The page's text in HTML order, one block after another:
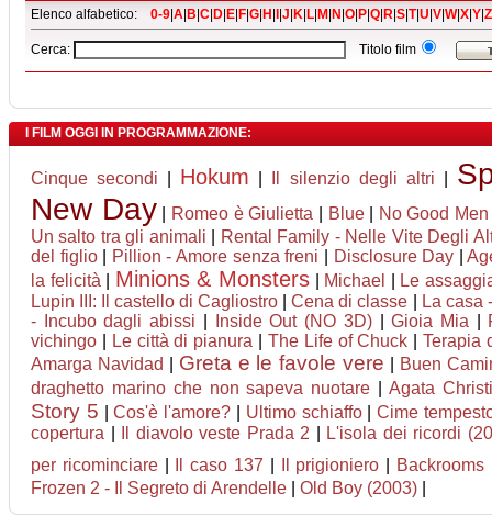
Elenco alfabetico: 0-9 A B C D E F G H J K L M N O P Q R S T|U V W|X Y Z
Cerca: Titolo film
I FILM OGGI IN PROGRAMMAZIONE:
Cinque secondi Hokum Il silenzio degli altri
New Day
Romeo è Giulietta Blue| No Good Men
Un salto tra gli animali
Rental Family - Nelle Vite Degli
del figlio| Pillion - Amore senza freni Disclosure Day |
la felicità
Minions & Monsters Michael
Le
Lupin III: Il castello di Cagliostro |Cena di classe
La casa
- Incubo dagli abissi
Inside Out (NO 3D)|Gioia Mia
vichingo
Le città di pianura The Life of Chuck |Terapia
Amarga Navidad
Greta e le favole vere
Buen
draghetto marino che non sapeva nuotare |Agata
Story 5 |Cos'è l'amore? Ultimo schiaffo|Cime
copertura
Il diavolo veste Prada 2
L'isola dei ricordi
per ricominciare| Il caso 137 Il prigioniero Backrooms
Frozen 2 - Il Segreto di Arendelle
Old Boy (2003)